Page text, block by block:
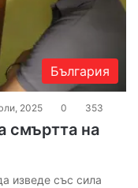
България
2025 0 353
смъртта на
изведе със сила